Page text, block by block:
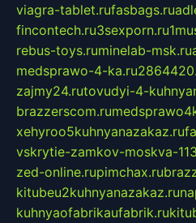
viagra-tablet.rufasbags.ru
fincontech.ru3sexporn.ru
rebus-toys.ruminelab-msk.ru
medsprawo-4-ka.ru
zajmy24.rutovudyi-4-
brazzerscom.ru
xehyroo5kuhnyanazakaz.ru
vskrytie-zamkov-moskva-
zed-online.rupimchax.ru
kitubeu2kuhnyanazakaz.ru
kuhnyaofabrikaufabrik.ru